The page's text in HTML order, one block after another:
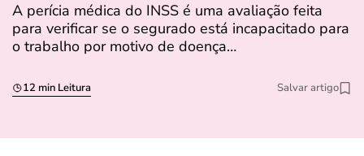
A perícia médica do INSS é uma avaliação feita
para verificar se o segurado está incapacitado para
o trabalho por motivo de doença…
12 min Leitura Salvar artigo